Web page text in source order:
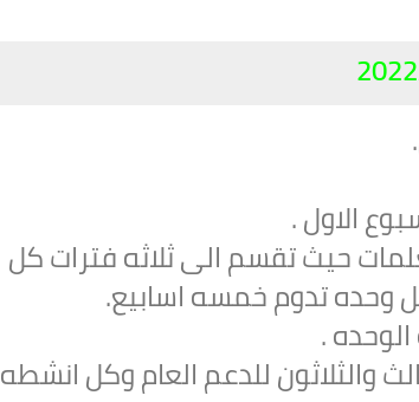
الاول .
حيث تقسم الى ثلاثه فترات كل
وحده تدوم خمسه اسابيع.
.
والثلاثون للدعم العام وكل انشطه